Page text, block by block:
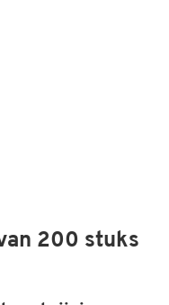
200 stuks